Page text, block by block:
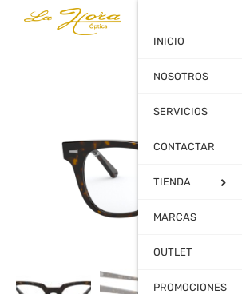
INICIO
NOSOTROS
SERVICIOS
CONTACTAR
TIENDA
MARCAS
OUTLET
PROMOCIONES